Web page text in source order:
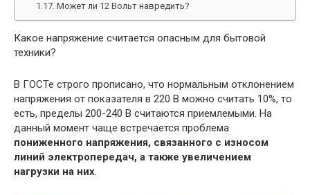
Может ли 12 Вольт навредить?
Какое напряжение считается опасным для бытовой
техники?
В ГОСТе строго прописано, что нормальным отклонением
напряжения от показателя в 220 В можно считать 10%, то
есть, пределы 200-240 В считаются приемлемыми. На
данный момент чаще встречается проблема
пониженного напряжения, связанного с износом
линий электропередач, а также увеличением
нагрузки на них.